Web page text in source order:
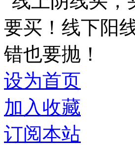
设为首页
加入收藏
订阅本站